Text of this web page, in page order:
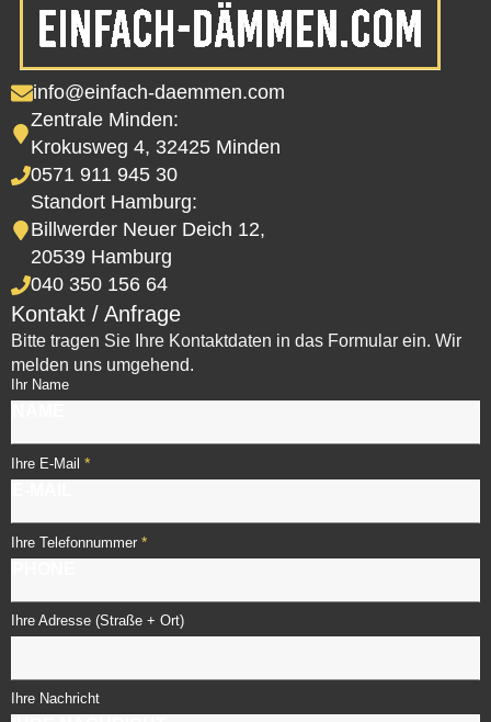
info@einfach-daemmen.com
Zentrale Minden:
Krokusweg 4, 32425 Minden
0571 911 945 30
Standort Hamburg:
Billwerder Neuer Deich 12,
20539 Hamburg
040 350 156 64
Kontakt / Anfrage
Bitte tragen Sie Ihre Kontaktdaten in das Formular ein. Wir
melden uns umgehend.
Ihr Name
Ihre E-Mail *
Ihre Telefonnummer *
Ihre Adresse (Straße + Ort)
Ihre Nachricht